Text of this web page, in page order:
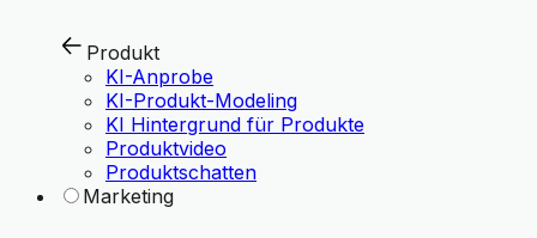
Produkt
KI-Anprobe
KI-Produkt-Modeling
KI Hintergrund für Produkte
Produktvideo
Produktschatten
Marketing